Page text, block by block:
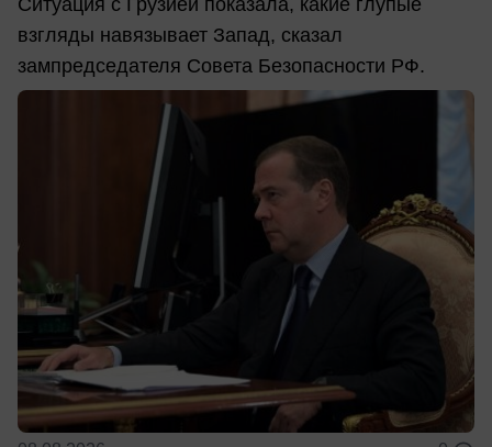
Ситуация с Грузией показала, какие глупые
взгляды навязывает Запад, сказал
зампредседателя Совета Безопасности РФ.